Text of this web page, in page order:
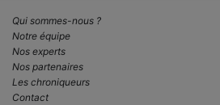
Qui sommes-nous ?
Notre équipe
Nos experts
Nos partenaires
Les chroniqueurs
Contact